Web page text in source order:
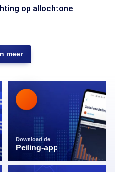
op allochtone
meer
Download de
Peiling-app